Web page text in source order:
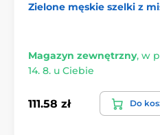
Zielone męskie szelki z
Magazyn zewnętrzny, w
14. 8. u Ciebie
111.58 zł Do